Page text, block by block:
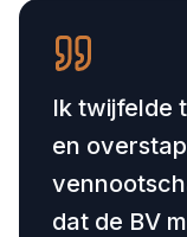
Ik twijfelde
en
dat de BV